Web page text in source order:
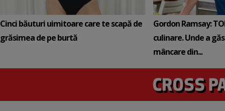
Cinci băuturi uimitoare care te scapă de
grăsimea de pe burtă
Gordon Ramsay:
culinare. Unde a
mâncare din...